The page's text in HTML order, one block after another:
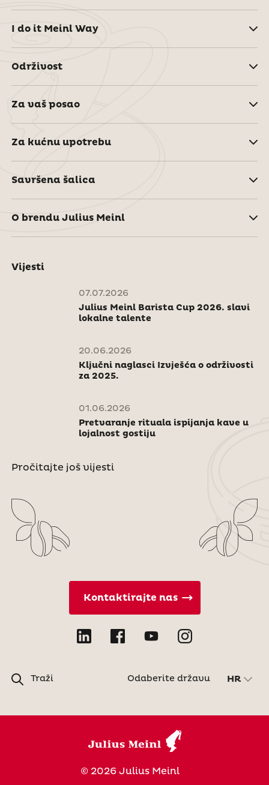
I do it Meinl Way
Održivost
Za vaš posao
Za kućnu upotrebu
Savršena šalica
O brendu Julius Meinl
Vijesti
07.07.2026
Julius Meinl Barista Cup 2026. slavi
lokalne talente
20.06.2026
Ključni naglasci Izvješća o održivosti
za 2025.
01.06.2026
Pretvaranje rituala ispijanja kave u
lojalnost gostiju
Pročitajte još vijesti
Traži
Kontaktirajte nas
Odaberite državu HR
© 2026 Julius Meinl